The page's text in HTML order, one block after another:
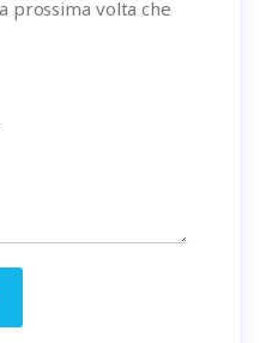
prossima volta che